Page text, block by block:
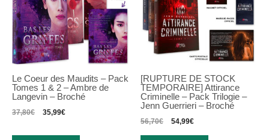
Le Coeur des Maudits – Pack
Tomes 1 & 2 – Ambre de
Langevin – Broché
37,80€ 35,99€
[RUPTURE DE STOCK
TEMPORAIRE] Attirance
Criminelle – Pack Trilogie –
Jenn Guerrieri – Broché
56,70€ 54,99€